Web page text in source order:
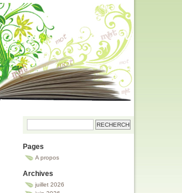
Pages
A propos
Archives
juillet 2026